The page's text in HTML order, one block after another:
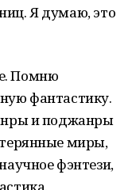
Я думаю, это
Помню
фантастику.
и поджанры
миры,
фэнтези,